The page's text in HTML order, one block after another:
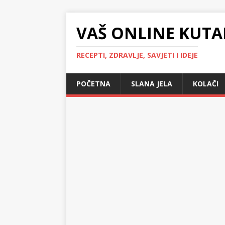
VAŠ ONLINE
RECEPTI, ZDRAVLJE, SAVJETI I IDEJE
POČETNA SLANA JELA KOLAČI